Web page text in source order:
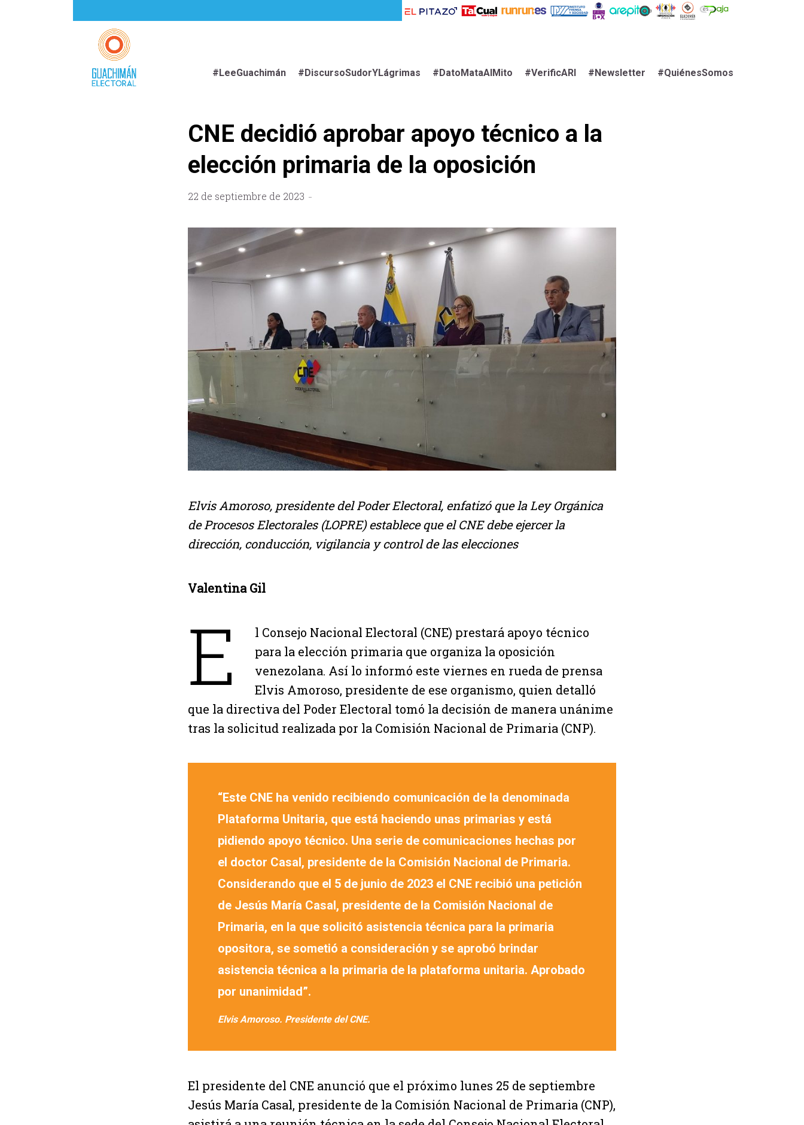
#LeeGuachimán #DiscursoSudorYLágrimas #DatoMataAlMito #VerificARI #Newsletter #QuiénesSomos
CNE decidió aprobar apoyo técnico a la
elección primaria de la oposición
22 de septiembre de 2023
ElvisAmoroso, presidente del Poder Electoral, enfatizó que la Ley Orgánica
de Procesos Electorales (LOPRE) establece que el CNE debe ejercer la
dirección, conducción, vigilancia y control de las elecciones
Valentina Gil
E
l Consejo Nacional Electoral (CNE) prestará apoyo técnico
para la elección primaria que organiza la oposición
venezolana. Así lo informó este viernes en rueda de prensa
Elvis Amoroso, presidente de ese organismo, quien detalló
que la directiva del Poder Electoral tomó la decisión de manera unánime
tras la solicitud realizada por la Comisión Nacional de Primaria (CNP).
“Este CNE ha venido recibiendo comunicación de la denominada
Plataforma Unitaria, que está haciendo unas primarias y está
pidiendo apoyo técnico. Una serie de comunicaciones hechas por
el doctor Casal, presidente de la Comisión Nacional de Primaria.
Considerando que el 5 de junio de 2023 el CNE recibió una petición
de Jesús María Casal, presidente de la Comisión Nacional de
Primaria, en la que solicitó asistencia técnica para la primaria
opositora, se sometió a consideración y se aprobó brindar
asistencia técnica a la primaria de la plataforma unitaria. Aprobado
por unanimidad”.
Elvis Amoroso. Presidente del CNE.
El presidente del CNE anunció que el próximo lunes 25 de septiembre
Jesús María Casal, presidente de la Comisión Nacional de Primaria (CNP),